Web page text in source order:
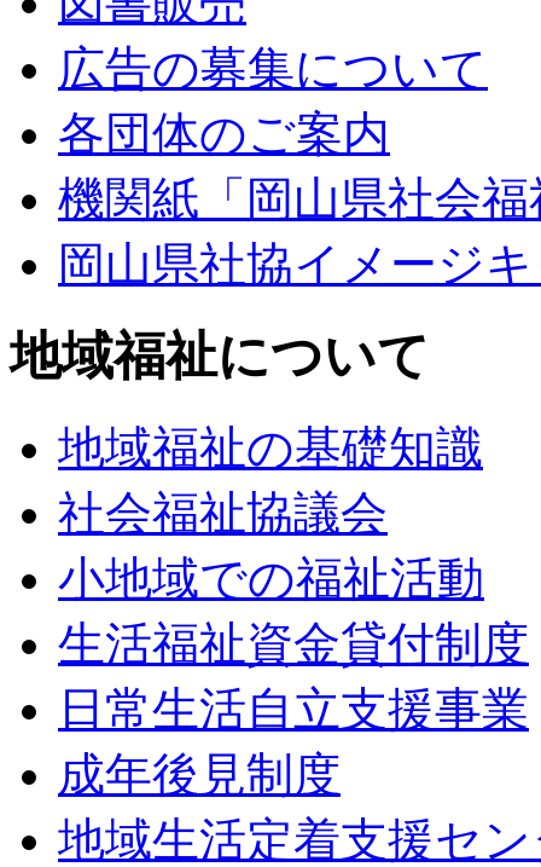
広告の募集について
各団体のご案内
機関紙「岡山県社会福
岡山県社協イメージ
地域福祉について
地域福祉の基礎知識
社会福祉協議会
小地域での福祉活動
生活福祉資金貸付制度
日常生活自立支援事業
成年後見制度
地域生活定着支援セ